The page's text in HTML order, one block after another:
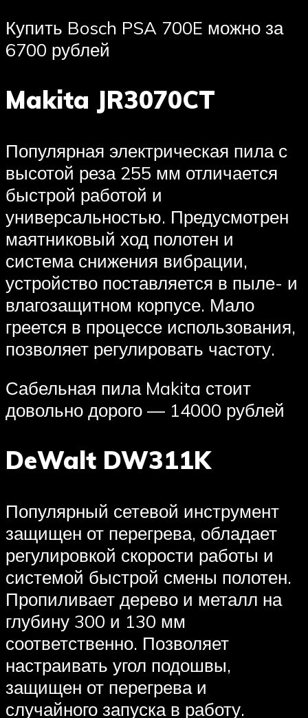
Купить Bosch PSA 700E можно за
6700 рублей
Makita JR3070CT
Популярная электрическая пила с
высотой реза 255 мм отличается
быстрой работой и
универсальностью. Предусмотрен
маятниковый ход полотен и
система снижения вибрации,
устройство поставляется в пыле- и
влагозащитном корпусе. Мало
греется в процессе использования,
позволяет регулировать частоту.
Сабельная пила Makita стоит
довольно дорого — 14000 рублей
DeWalt DW311K
Популярный сетевой инструмент
защищен от перегрева, обладает
регулировкой скорости работы и
системой быстрой смены полотен.
Пропиливает дерево и металл на
глубину 300 и 130 мм
соответственно. Позволяет
настраивать угол подошвы,
защищен от перегрева и
случайного запуска в работу.